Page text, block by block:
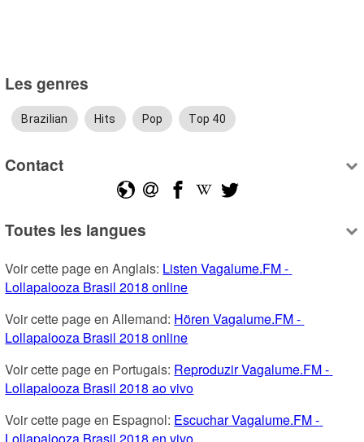
Les genres
Brazilian Hits Pop Top 40
Contact
Toutes les langues
Voir cette page en Anglais: Listen Vagalume.FM -
Lollapalooza Brasil 2018 online
Voir cette page en Allemand: Hören Vagalume.FM -
Lollapalooza Brasil 2018 online
Voir cette page en Portugais: Reproduzir Vagalume.FM -
Lollapalooza Brasil 2018 ao vivo
Voir cette page en Espagnol: Escuchar Vagalume.FM -
Lollapalooza Brasil 2018 en vivo